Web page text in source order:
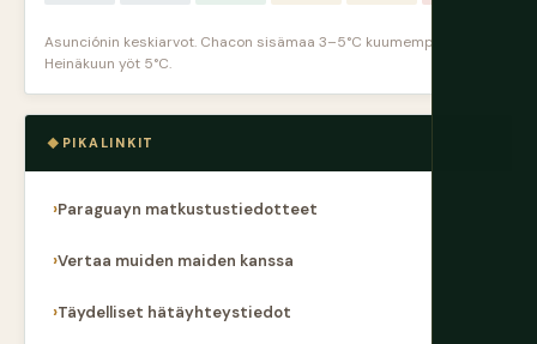
Asunciónin keskiarvot. Chacon sisämaa 3–5°C kuumempi kesällä.
Heinäkuun yöt 5°C.
PIKALINKIT
Paraguayn matkustustiedotteet
Vertaa muiden maiden kanssa
Täydelliset hätäyhteystiedot